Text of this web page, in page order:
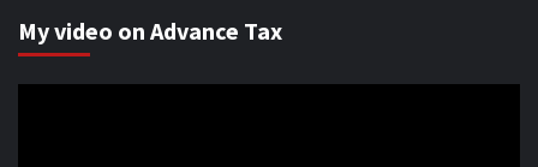
My video on Advance Tax